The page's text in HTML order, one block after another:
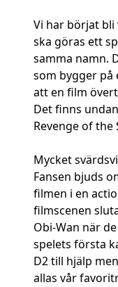
Vi har börjat
ska göras ett
samma namn.
som bygger
att en film
Det finns
Revenge of the
Mycket
Fansen bjuds
filmen i en
filmscenen
Obi-Wan när
spelets första
D2 till hjälp
allas vår